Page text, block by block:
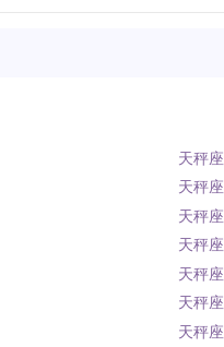
天秤
天秤
天秤
天秤
天秤
天秤
天秤